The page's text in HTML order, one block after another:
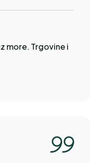
more. Trgovine i